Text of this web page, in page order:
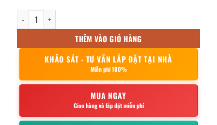
Muôi xúc đá inox 36x10.5cm số lượng
THÊM VÀO GIỎ HÀNG
KHẢO SÁT - TƯ VẤN LẮP ĐẶT TẠI NHÀ
Miễn phí 100%
MUA NGAY
Giao hàng và lắp đặt miễn phí